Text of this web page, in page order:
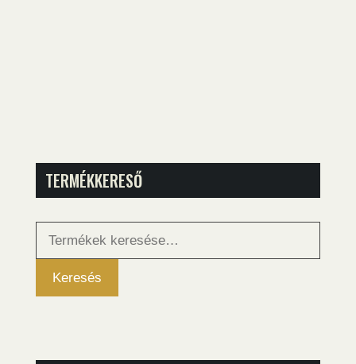
TERMÉKKERESŐ
Keresés
Keresés